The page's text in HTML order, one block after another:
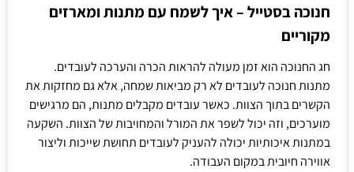
חנוכה בסטייל – איך לשמח עם מתנות ומארזים
מקוריים
חג החנוכה הוא זמן מעולה להראות הכרה והערכה לעובדים.
מתנות חנוכה לעובדים לא רק מביאות שמחה, אלא גם מחזקות את
הקשרים בתוך הצוות. כאשר עובדים מקבלים מתנות, הם מרגישים
מוערכים, וזה יכול לשפר את המורל והמחויבות של הצוות. השקעה
במתנות איכותיות יכולה להעניק לעובדים תחושת שייכות וליצור
אווירה חיובית במקום העבודה.